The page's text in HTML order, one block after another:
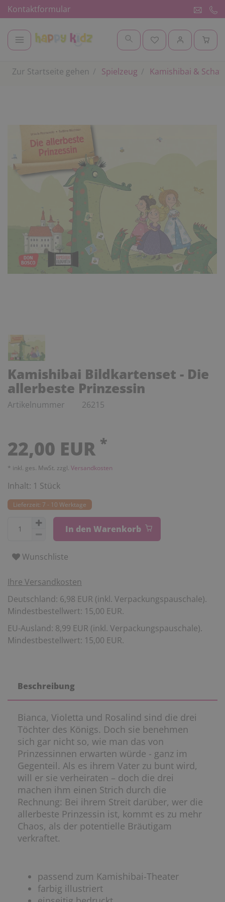
Kontaktformular
Zur Startseite gehen Spielzeug Kamishibai &
Kamishibai Bildkartenset - Die
allerbeste Prinzessin
Artikelnummer 26215
22,00 EUR *
* inkl. ges. MwSt. zzgl. Versandkosten
Inhalt: 1 Stück
Lieferzeit: 7 - 10 Werktage
In den Warenkorb
Wunschliste
Ihre Versandkosten
Deutschland: 6,98 EUR (inkl. Verpackungspauschale).
Mindestbestellwert: 15,00 EUR.
EU-Ausland: 8,99 EUR (inkl. Verpackungspauschale).
Mindestbestellwert: 15,00 EUR.
Beschreibung
Bianca, Violetta und Rosalind sind die drei
Töchter des Königs. Doch sie benehmen
sich gar nicht so, wie man das von
Prinzessinnen erwarten würde - ganz im
Gegenteil. Als es ihrem Vater zu bunt wird,
will er sie verheiraten – doch die drei
machen ihm einen Strich durch die
Rechnung: Bei ihrem Streit darüber, wer die
allerbeste Prinzessin ist, kommt es zu mehr
Chaos, als der potentielle Bräutigam
verkraftet.
passend zum Kamishibai-Theater
farbig illustriert